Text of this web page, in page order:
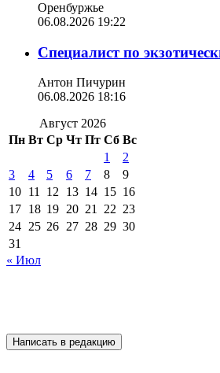
Оренбуржье
06.08.2026 19:22
Специалист по
Антон Пичурин
06.08.2026 18:16
Август 2026
Пн Вт Ср Чт Пт Сб Вс
1
2
3
4 5 6 7 8
9
10 11 12 13 14 15 16
17 18 19 20 21 22 23
24 25 26 27 28 29 30
31
« Июл
Написать в редакцию